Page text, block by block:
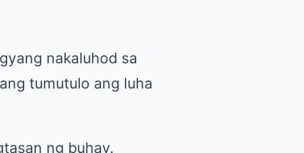
nakaluhod sa
tumutulo ang luha
ng buhay.